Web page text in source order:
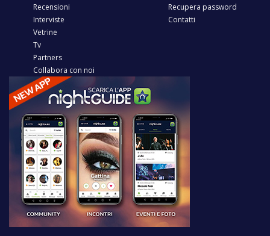
Recensioni
Interviste
Vetrine
Tv
Partners
Collabora con noi
Recupera password
Contatti